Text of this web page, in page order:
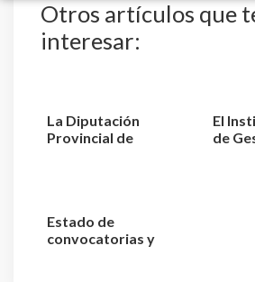
Otros artículos que
interesar:
La Diputación
Provincial de
El
de
Estado de
convocatorias y